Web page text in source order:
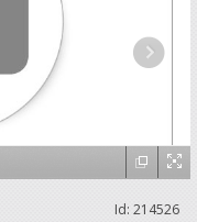
Id: 214526